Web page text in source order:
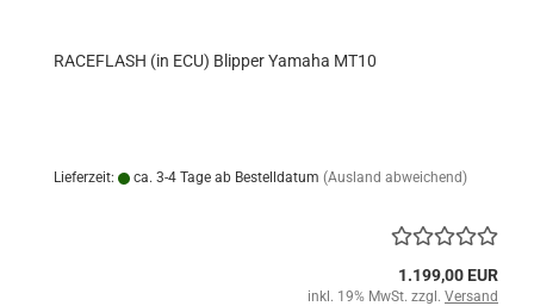
RACEFLASH (in ECU) Blipper Yamaha MT10
Lieferzeit: ca. 3-4 Tage ab Bestelldatum (Ausland abweichend)
1.199,00 EUR
inkl. 19% MwSt. zzgl. Versand